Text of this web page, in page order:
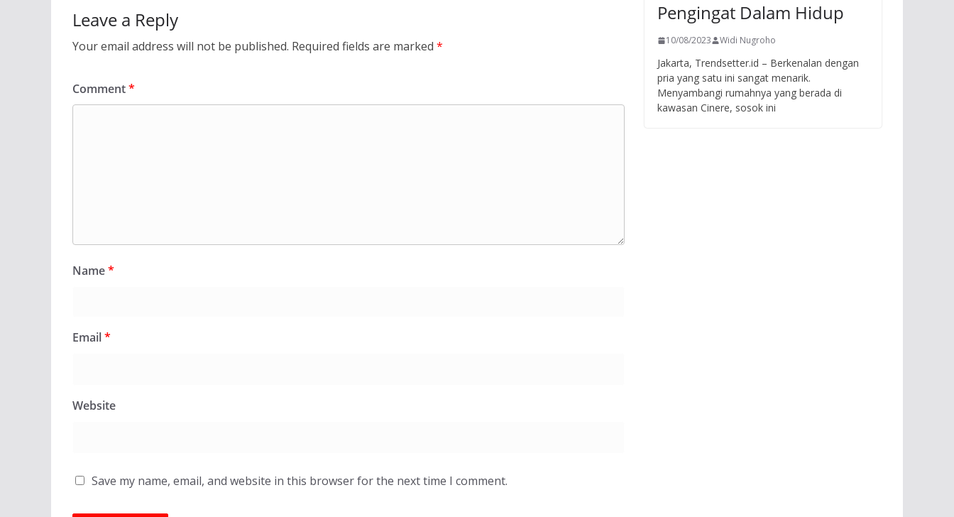
Leave a Reply
Your email address will not be published. Required fields are marked *
Comment*
Name*
Email*
Website
Save my name, email, and website in this browser for the next time I comment.
Pengingat Dalam Hidup
10/08/2023 Widi Nugroho
Jakarta, Trendsetter.id – Berkenalan dengan
pria yang satu ini sangat menarik.
Menyambangi rumahnya yang berada di
kawasan Cinere, sosok ini